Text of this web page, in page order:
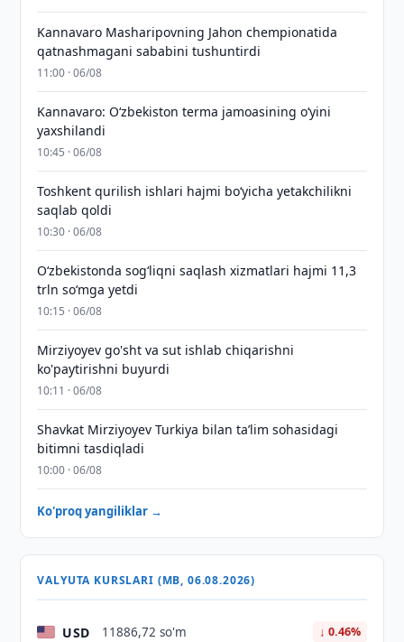
Kannavaro Masharipovning Jahon chempionatida
qatnashmagani sababini tushuntirdi
11:00 · 06/08
Kannavaro: O‘zbekiston terma jamoasining o‘yini
yaxshilandi
10:45 · 06/08
Toshkent qurilish ishlari hajmi bo‘yicha yetakchilikni
saqlab qoldi
10:30 · 06/08
O‘zbekistonda sog‘liqni saqlash xizmatlari hajmi 11,3
trln so‘mga yetdi
10:15 · 06/08
Mirziyoyev go'sht va sut ishlab chiqarishni
ko'paytirishni buyurdi
10:11 · 06/08
Shavkat Mirziyoyev Turkiya bilan taʼlim sohasidagi
bitimni tasdiqladi
10:00 · 06/08
Ko'proq yangiliklar →
VALYUTA KURSLARI (MB, 06.08.2026)
USD 11886,72 so'm ↓ 0.46%